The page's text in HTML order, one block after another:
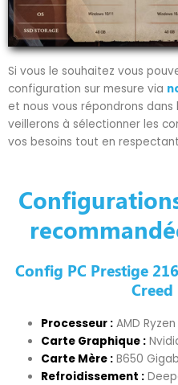
Si vous le souhaitez vous
configuration sur mesure via
et nous vous répondrons dans
veillerons à sélectionner les
vos besoins tout en
Config PC Prestige
Processeur : AMD
Carte Graphique :
Carte Mère : B650
Refroidissement :